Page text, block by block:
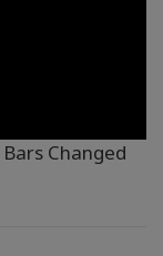
Changed